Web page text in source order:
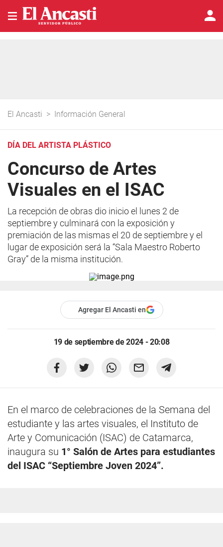
El Ancasti > Información General
DÍA DEL ARTISTA PLÁSTICO
Concurso de Artes
Visuales en el ISAC
La recepción de obras dio inicio el lunes 2 de
septiembre y culminará con la exposición y
premiación de las mismas el 20 de septiembre y el
lugar de exposición será la “Sala Maestro Roberto
Gray” de la misma institución.
Agregar El Ancasti en
19 de septiembre de 2024 - 20:08
En el marco de celebraciones de la Semana del
estudiante y las artes visuales, el Instituto de
Arte y Comunicación (ISAC) de Catamarca,
inaugura su 1° Salón de Artes para estudiantes
del ISAC “Septiembre Joven 2024”.